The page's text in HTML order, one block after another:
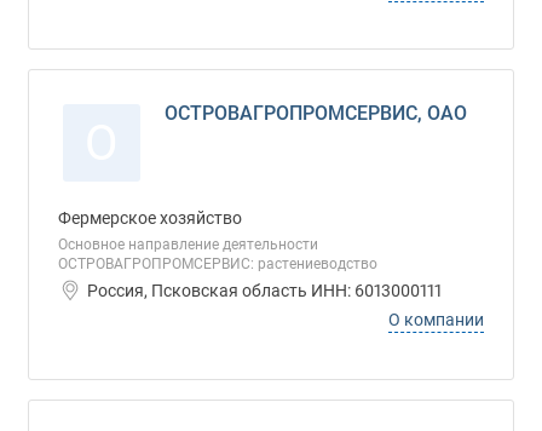
ОСТРОВАГРОПРОМСЕРВИС, ОАО
Фермерское хозяйство
Основное направление деятельности
ОСТРОВАГРОПРОМСЕРВИС: растениеводство
Россия, Псковская область ИНН: 6013000111
О компании